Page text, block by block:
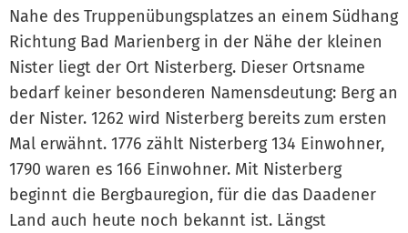
Nahe des Truppenübungsplatzes an einem Südhang
Richtung Bad Marienberg in der Nähe der kleinen
Nister liegt der Ort Nisterberg. Dieser Ortsname
bedarf keiner besonderen Namensdeutung: Berg an
der Nister. 1262 wird Nisterberg bereits zum ersten
Mal erwähnt. 1776 zählt Nisterberg 134 Einwohner,
1790 waren es 166 Einwohner. Mit Nisterberg
beginnt die Bergbauregion, für die das Daadener
Land auch heute noch bekannt ist. Längst